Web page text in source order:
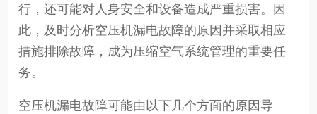
行，还可能对人身安全和设备造成严重损害。因
此，及时分析空压机漏电故障的原因并采取相应
措施排除故障，成为压缩空气系统管理的重要任
务。
空压机漏电故障可能由以下几个方面的原因导